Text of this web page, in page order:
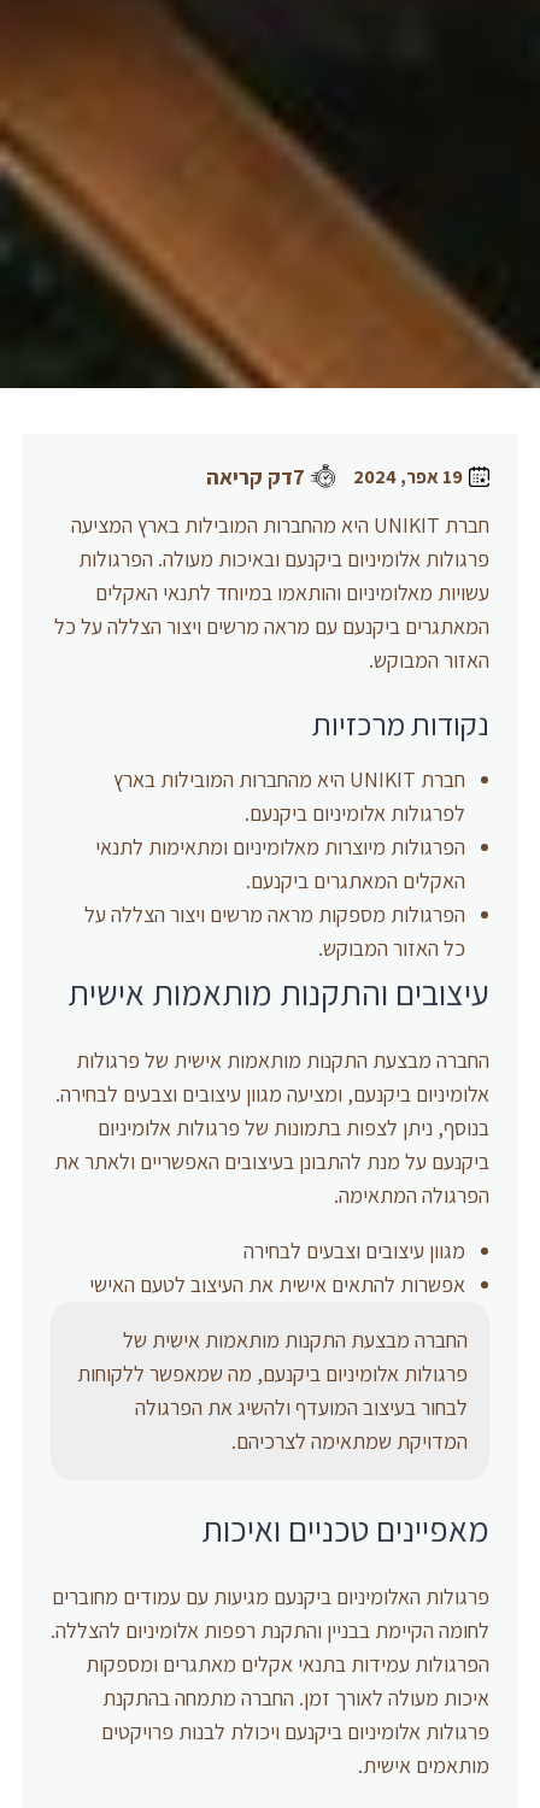
19 אפר, 2024
7דק קריאה
חברת UNIKIT היא מהחברות המובילות בארץ המציעה
פרגולות אלומיניום ביקנעם ובאיכות מעולה. הפרגולות
עשויות מאלומיניום והותאמו במיוחד לתנאי האקלים
המאתגרים ביקנעם עם מראה מרשים ויצור הצללה על כל
האזור המבוקש.
נקודות מרכזיות
חברת UNIKIT היא מהחברות המובילות בארץ
לפרגולות אלומיניום ביקנעם.
הפרגולות מיוצרות מאלומיניום ומתאימות לתנאי
האקלים המאתגרים ביקנעם.
הפרגולות מספקות מראה מרשים ויצור הצללה על
כל האזור המבוקש.
עיצובים והתקנות מותאמות אישית
החברה מבצעת התקנות מותאמות אישית של פרגולות
אלומיניום ביקנעם, ומציעה מגוון עיצובים וצבעים לבחירה.
בנוסף, ניתן לצפות בתמונות של פרגולות אלומיניום
ביקנעם על מנת להתבונן בעיצובים האפשריים ולאתר את
הפרגולה המתאימה.
מגוון עיצובים וצבעים לבחירה
אפשרות להתאים אישית את העיצוב לטעם האישי
החברה מבצעת התקנות מותאמות אישית של
פרגולות אלומיניום ביקנעם, מה שמאפשר ללקוחות
לבחור בעיצוב המועדף ולהשיג את הפרגולה
המדויקת שמתאימה לצרכיהם.
מאפיינים טכניים ואיכות
פרגולות האלומיניום ביקנעם מגיעות עם עמודים מחוברים
לחומה הקיימת בבניין והתקנת רפפות אלומיניום להצללה.
הפרגולות עמידות בתנאי אקלים מאתגרים ומספקות
איכות מעולה לאורך זמן. החברה מתמחה בהתקנת
פרגולות אלומיניום ביקנעם ויכולת לבנות פרויקטים
מותאמים אישית.